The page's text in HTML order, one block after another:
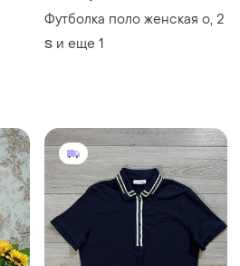
Футболка поло женская o, 2
S и еще 1